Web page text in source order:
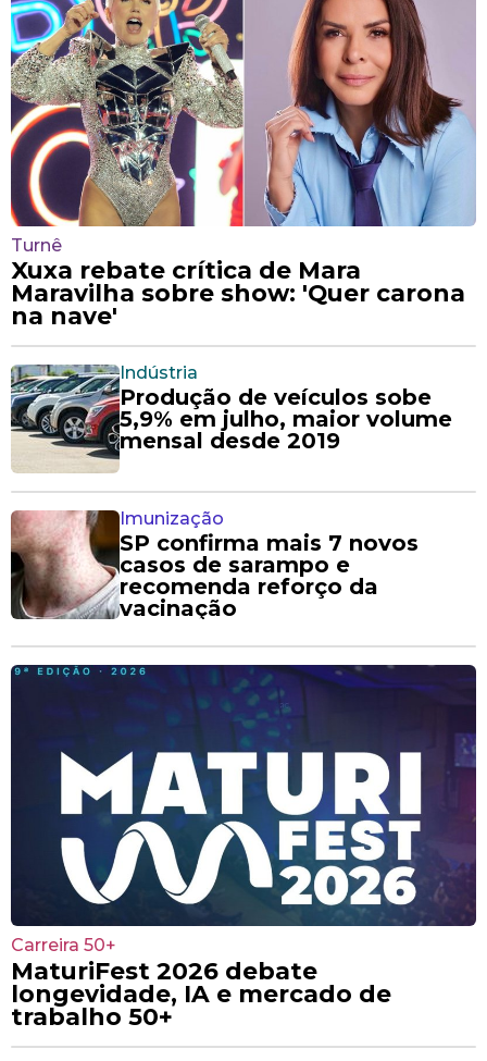
Turnê
Xuxa rebate crítica de Mara
Maravilha sobre show: 'Quer carona
na nave'
Indústria
Produção de veículos sobe
5,9% em julho, maior volume
mensal desde 2019
Imunização
SP confirma mais 7 novos
casos de sarampo e
recomenda reforço da
vacinação
Carreira 50+
MaturiFest 2026 debate
longevidade, IA e mercado de
trabalho 50+